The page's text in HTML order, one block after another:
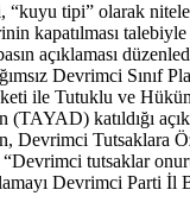
“kuyu tipi” olarak
kapatılması
açıklaması
Devrimci Sınıf
ile Tutuklu ve
(TAYAD) katıldığı
Devrimci Tutsaklara
“Devrimci tutsaklar
Devrimci Parti İl